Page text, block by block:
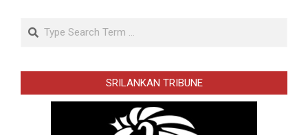
Search
SRILANKAN TRIBUNE